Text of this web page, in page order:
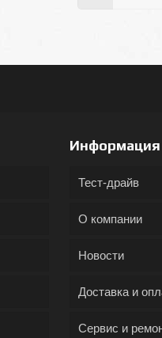
Информация
Тест-драйв
О компании
Новости
Доставка и
Сервис и